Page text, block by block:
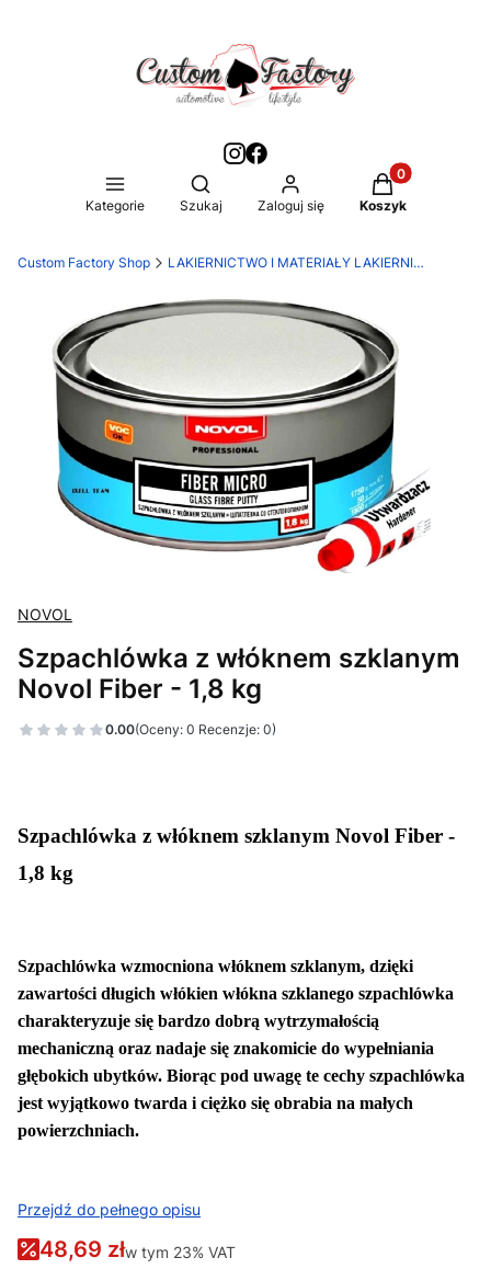
Kategorie
Otwórz wyszukiwarkę
Szukaj Zaloguj się
Produkty w
Koszyk
Custom Factory Shop LAKIERNICTWO I MATERIAŁY LAKIERNICZE
NOVOL
Szpachlówka z włóknem szklanym
Novol Fiber - 1,8 kg
0.00(Oceny: 0 Recenzje: 0)
Szpachlówka z włóknem szklanym Novol Fiber -
1,8 kg
Szpachlówka wzmocniona włóknem szklanym, dzięki
zawartości długich włókien włókna szklanego szpachlówka
charakteryzuje się bardzo dobrą wytrzymałością
mechaniczną oraz nadaje się znakomicie do wypełniania
głębokich ubytków. Biorąc pod uwagę te cechy szpachlówka
jest wyjątkowo twarda i ciężko się obrabia na małych
powierzchniach.
Przejdź do pełnego opisu
48,69 złw tym 23% VAT
w tym 23% VAT